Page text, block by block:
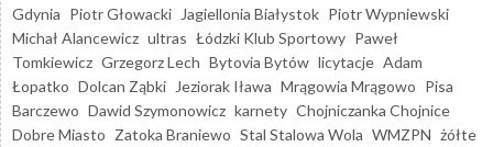
Gdynia Piotr Głowacki Jagiellonia Białystok Piotr Wypniewski
Michał Alancewicz ultras Łódzki Klub Sportowy Paweł
Tomkiewicz Grzegorz Lech Bytovia Bytów licytacje Adam
Łopatko Dolcan Ząbki Jeziorak Iława Mrągowia Mrągowo Pisa
Barczewo Dawid Szymonowicz karnety Chojniczanka Chojnice
Dobre Miasto Zatoka Braniewo Stal Stalowa Wola WMZPN żółte